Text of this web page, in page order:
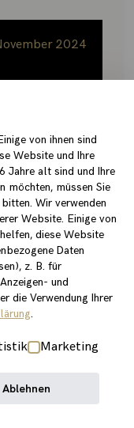
von ihnen sind
Website und Ihre
Jahre alt sind und Ihre
möchten, müssen Sie
Wir verwenden
Website. Einige von
diese Website
Daten
z. B. für
und
die Verwendung Ihrer
.
Marketing
Ablehnen
2024